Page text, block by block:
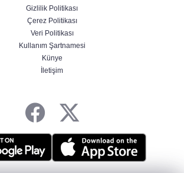
Cumhurbaşkanı Erdoğan'dan Terörsüz
Türkiye vurgusu
srail Basını Alarmda! Türkiye'nin Enerji
Gizlilik Politikası
Çerez Politikası
Veri Politikası
Kullanım Şartnamesi
Künye
İletişim